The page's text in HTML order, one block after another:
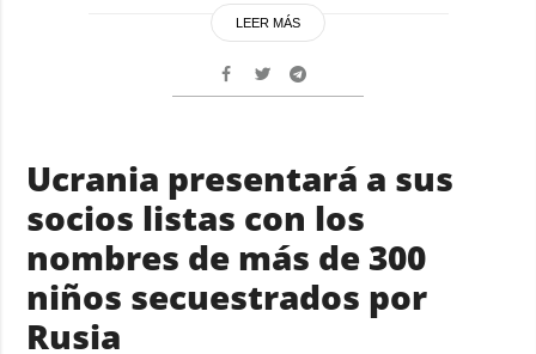
LEER MÁS
Ucrania presentará a sus
socios listas con los
nombres de más de 300
niños secuestrados por
Rusia